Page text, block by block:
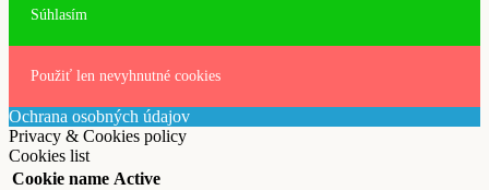
Súhlasím
Použiť len nevyhnutné cookies
Ochrana osobných údajov
Privacy & Cookies policy
Cookies list
Cookie name Active